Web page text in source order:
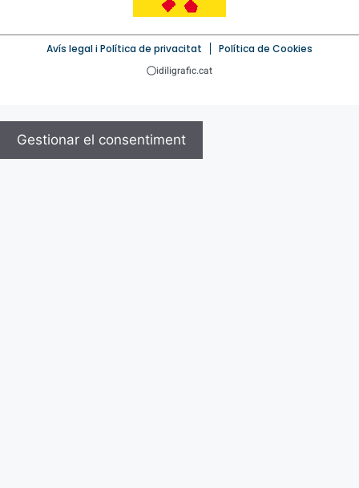
Avís legal i Política de privacitat Política de Cookies
idiligrafic.cat
Gestionar el consentiment